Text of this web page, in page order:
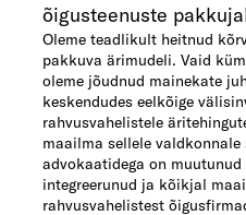
õigusteenuste
Oleme teadlikult heitnud
pakkuva ärimudeli. Vaid
oleme jõudnud mainekate
keskendudes eelkõige
rahvusvahelistele
maailma sellele valdkonnale
advokaatidega on
integreerunud ja kõikjal
rahvusvahelistest